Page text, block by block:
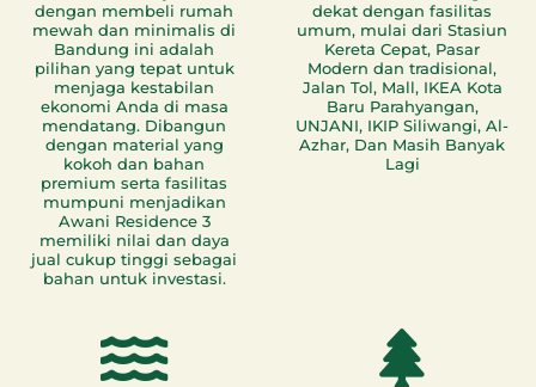
dengan membeli rumah
mewah dan minimalis di
Bandung ini adalah
pilihan yang tepat untuk
menjaga kestabilan
ekonomi Anda di masa
mendatang. Dibangun
dengan material yang
kokoh dan bahan
premium serta fasilitas
mumpuni menjadikan
Awani Residence 3
memiliki nilai dan daya
jual cukup tinggi sebagai
bahan untuk investasi.
dekat dengan fasilitas
umum, mulai dari Stasiun
Kereta Cepat, Pasar
Modern dan tradisional,
Jalan Tol, Mall, IKEA Kota
Baru Parahyangan,
UNJANI, IKIP Siliwangi, Al-
Azhar, Dan Masih Banyak
Lagi